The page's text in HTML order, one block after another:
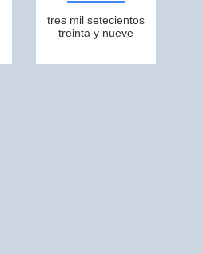
tres mil setecientos
treinta y nueve